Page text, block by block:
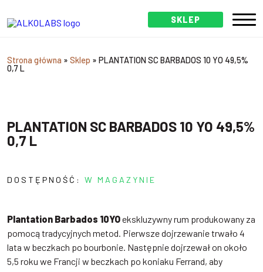
SKLEP
Strona główna » Sklep » PLANTATION SC BARBADOS 10 YO 49,5%
0,7 L
PLANTATION SC BARBADOS 10 YO 49,5%
0,7 L
DOSTĘPNOŚĆ: W MAGAZYNIE
Plantation Barbados 10YOekskluzywny rum produkowany za
pomocą tradycyjnych metod. Pierwsze dojrzewanie trwało 4
lata w beczkach po bourbonie. Następnie dojrzewał on około
5,5 roku we Francji w beczkach po koniaku Ferrand, aby